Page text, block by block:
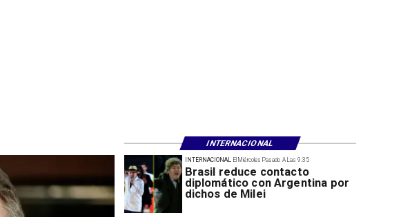
El Miércoles Pasado A Las 9:35
Brasil reduce contacto
diplomático con Argentina por
dichos de Milei
INTERNACIONAL
INTERNACIONAL